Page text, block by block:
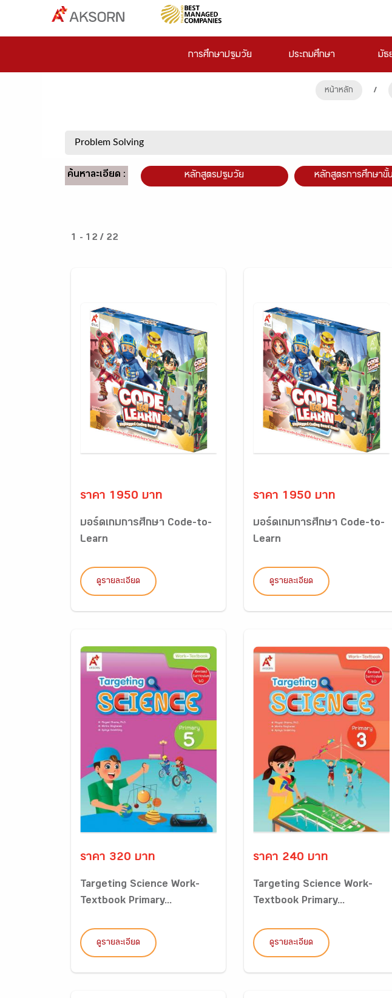
การศึกษาปฐมวัย ประถมศึกษา มัธ
หน้าหลัก /
ค้นหาละเอียด : หลักสูตรปฐมวัย หลักสูตรการศึกษาขั้
1 - 12 / 22
ราคา 1950 บาท
บอร์ดเกมการศึกษา Code-to-
Learn
ดูรายละเอียด
ราคา 1950 บาท
บอร์ดเกมการศึกษา Code-to-
Learn
ดูรายละเอียด
ราคา 320 บาท
Targeting Science Work-
Textbook Primary...
ดูรายละเอียด
ราคา 240 บาท
Targeting Science Work-
Textbook Primary...
ดูรายละเอียด